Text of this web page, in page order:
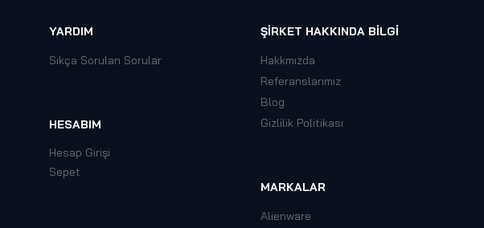
YARDIM
Sıkça Sorulan Sorular
HESABIM
Hesap Girişi
Sepet
ŞIRKET HAKKINDA BILGI
Hakkmızda
Referanslarımız
Blog
Gizlilik Politikası
MARKALAR
Alienware